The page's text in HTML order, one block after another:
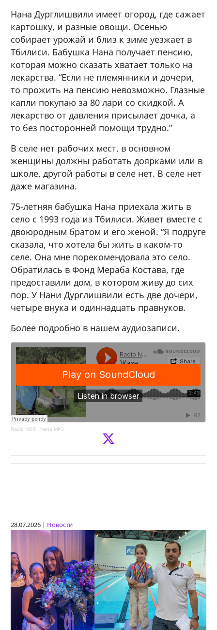
Нана Дурглишвили имеет огород, где сажает
картошку, и разные овощи. Осенью
собирает урожай и близ к зиме уезжает в
Тбилиси. Бабушка Нана получает пенсию,
которая можно сказать хватает только на
лекарства. “Если не племянники и дочери,
то прожить на пенсию невозможно. Глазные
капли покупаю за 80 лари со скидкой. А
лекарство от давления присылает дочка, а
то без посторонней помощи трудно.”
В селе нет рабочих мест, в основном
женщины должны работать доярками или в
школе, другой работы в селе нет. В селе нет
даже магазина.
75-летняя бабушка Нана приехала жить в
село с 1993 года из Тбилиси. Живет вместе с
двоюродным братом и его женой. “Я подруге
сказала, что хотела бы жить в каком-то
селе. Она мне порекомендовала это село.
Обратилась в Фонд Мераба Костава, где
предоставили дом, в котором живу до сих
пор. У Нани Дурглишвили есть две дочери,
четыре внука и одиннадцать правнуков.
Более подробно в нашем аудиозаписи.
Radio NOR · Nana.MP3
28.07.2026 | Новости